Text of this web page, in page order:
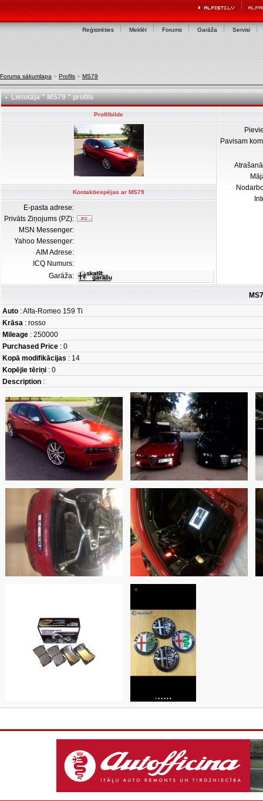
Reģistrēties Meklēt Forums Garāža Servisi
Foruma sākumlapa » Profils » MS79
Lietotāja " MS79 " profils
Profilbilde
Pavisam
Kontaktiespējas ar MS79
E-pasta adrese:
Privāts Ziņojums (PZ):
MSN Messenger:
Yahoo Messenger:
AIM Adrese:
ICQ Numurs:
Garāža:
Auto : Alfa-Romeo 159 Ti
Krāsa : rosso
Mileage : 250000
Purchased Price : 0
Kopā modifikācijas : 14
Kopējie tēriņi : 0
Description :